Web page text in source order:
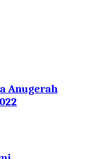
Anugerah